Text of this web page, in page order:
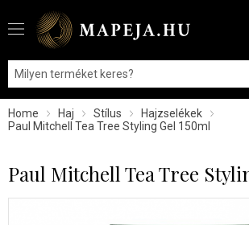
Home Haj Stílus
Hajzselékek
Paul Mitchell Tea Tree Styling Gel 150ml
Paul Mitchell Tea Tree